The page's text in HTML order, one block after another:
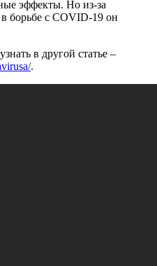
эффекты. Но из-за
в борьбе с COVID-19 он
в другой статье –
.